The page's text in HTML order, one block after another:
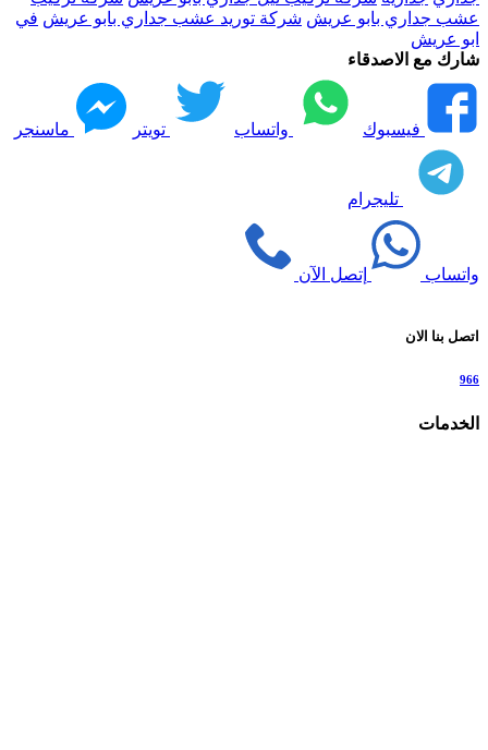
عشب جداري بابو عريش شركة توريد عشب جداري بابو عريش في
ابو عريش
شارك مع الاصدقاء
فيسبوك واتساب تويتر ماسنجر
تليجرام
واتساب إتصل الآن
اتصل بنا الان
966
الخدمات